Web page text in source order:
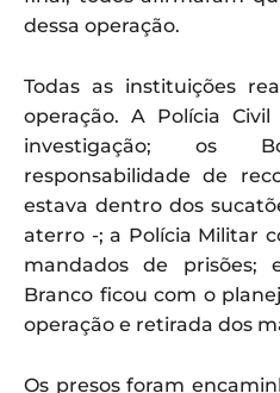
dessa operação.
Todas as instituições
operação. A Polícia
investigação; os
responsabilidade de
estava dentro dos
aterro -; a Polícia Militar
mandados de
Branco ficou com o
operação e retirada dos
Os presos foram